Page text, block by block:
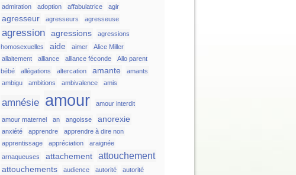
admiration adoption affabulatrice agir
agresseur agresseurs agresseuse
agression agressions
agressions
homosexuelles
aide aimer
Alice Miller
allaitement
alliance alliance féconde
Allo parent
bébé
allégations altercation amante
amants
ambigu
ambitions ambivalence amis
amnésie amour amour interdit
amour maternel an angoisse anorexie
anxiété apprendre
apprendre à dire non
apprentissage
appréciation
araignée
arnaqueuses
attachement attouchement
attouchements audience autorité
autorité